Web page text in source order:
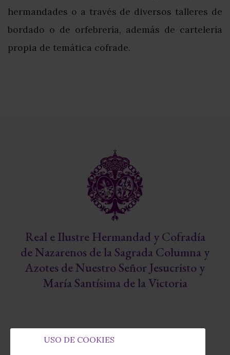
hermandades o a través de diversos talleres de
bordado o de orfebrería, además de cartelería
propia de temática cofrade.
Real e Ilustre Hermandad y Cofradía
de Nazarenos de la Sagrada Columna y
Azotes de Nuestro Señor Jesucristo y
María Santísima de la Victoria
USO DE COOKIES